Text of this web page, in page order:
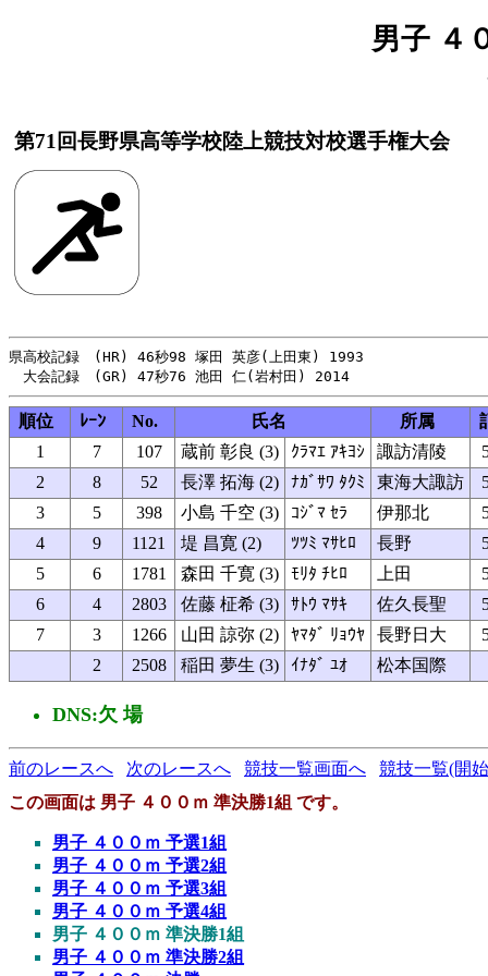
男子 ４
第71回長野県高等学校陸上競技対校選手権大会
県高校記録　(HR) 46秒98 塚田 英彦(上田東) 1993
順位 ﾚｰﾝ No. 氏名 所属
1
7 107 蔵前 彰良 (3) ｸﾗﾏｴ ｱｷﾖｼ 諏訪清陵
2
8 52 長澤 拓海 (2) ﾅｶﾞｻﾜ ﾀｸﾐ 東海大諏訪
3
5 398 小島 千空 (3) ｺｼﾞﾏ ｾﾗ 伊那北
4
9 1121 堤 昌寛 (2) ﾂﾂﾐ ﾏｻﾋﾛ 長野
5
6 1781 森田 千寛 (3) ﾓﾘﾀ ﾁﾋﾛ 上田
6
4 2803 佐藤 柾希 (3) ｻﾄｳ ﾏｻｷ 佐久長聖
7
3 1266 山田 諒弥 (2) ﾔﾏﾀﾞ ﾘｮｳﾔ 長野日大
2
2508 稲田 夢生 (3) ｲﾅﾀﾞ ﾕｵ 松本国際
DNS:欠 場
前のレースへ 次のレースへ 競技一覧画面へ
競技一覧(開
この画面は 男子 ４００ｍ 準決勝1組 です。
男子 ４００ｍ 予選1組
男子 ４００ｍ 予選2組
男子 ４００ｍ 予選3組
男子 ４００ｍ 予選4組
男子 ４００ｍ 準決勝1組
男子 ４００ｍ 準決勝2組